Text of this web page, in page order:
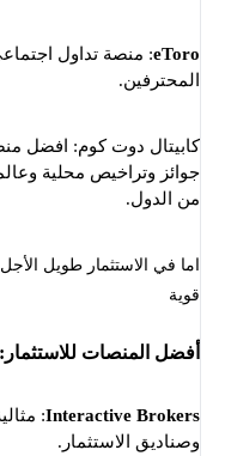
eToro: منصة تداول
المحترفين.
كابيتال دوت كوم: افضل
جوائز وتراخيص محلية
من الدول.
اما في الاستثمار طويل
قوية
أفضل المنصات للاستثمار :
Interactive Brokers
:
وصناديق الاستثمار.